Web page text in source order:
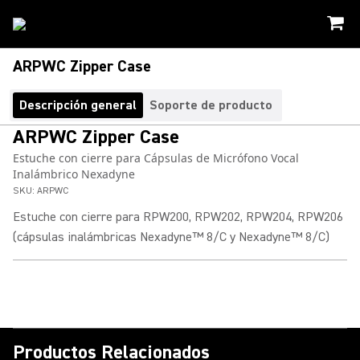
ARPWC Zipper Case
Descripción general Soporte de producto
ARPWC Zipper Case
Estuche con cierre para Cápsulas de Micrófono Vocal
Inalámbrico Nexadyne
SKU: ARPWC
Estuche con cierre para RPW200, RPW202, RPW204, RPW206
(cápsulas inalámbricas Nexadyne™ 8/C y Nexadyne™ 8/C)
Productos Relacionados